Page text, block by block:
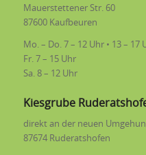
Mauerstettener Str. 60
87600 Kaufbeuren
Mo. – Do. 7 – 12 Uhr • 13 – 17
Fr. 7 – 15 Uhr
Sa. 8 – 12 Uhr
Kiesgrube
direkt an der neuen
87674 Ruderatshofen